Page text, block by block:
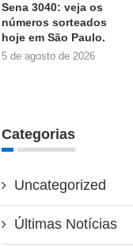
Sena 3040: veja os
números sorteados
hoje em São Paulo.
5 de agosto de 2026
Categorias
Uncategorized
Últimas Notícias